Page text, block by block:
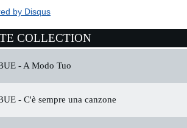
by Disqus
COLLECTION
- A Modo Tuo
- C'è sempre una canzone